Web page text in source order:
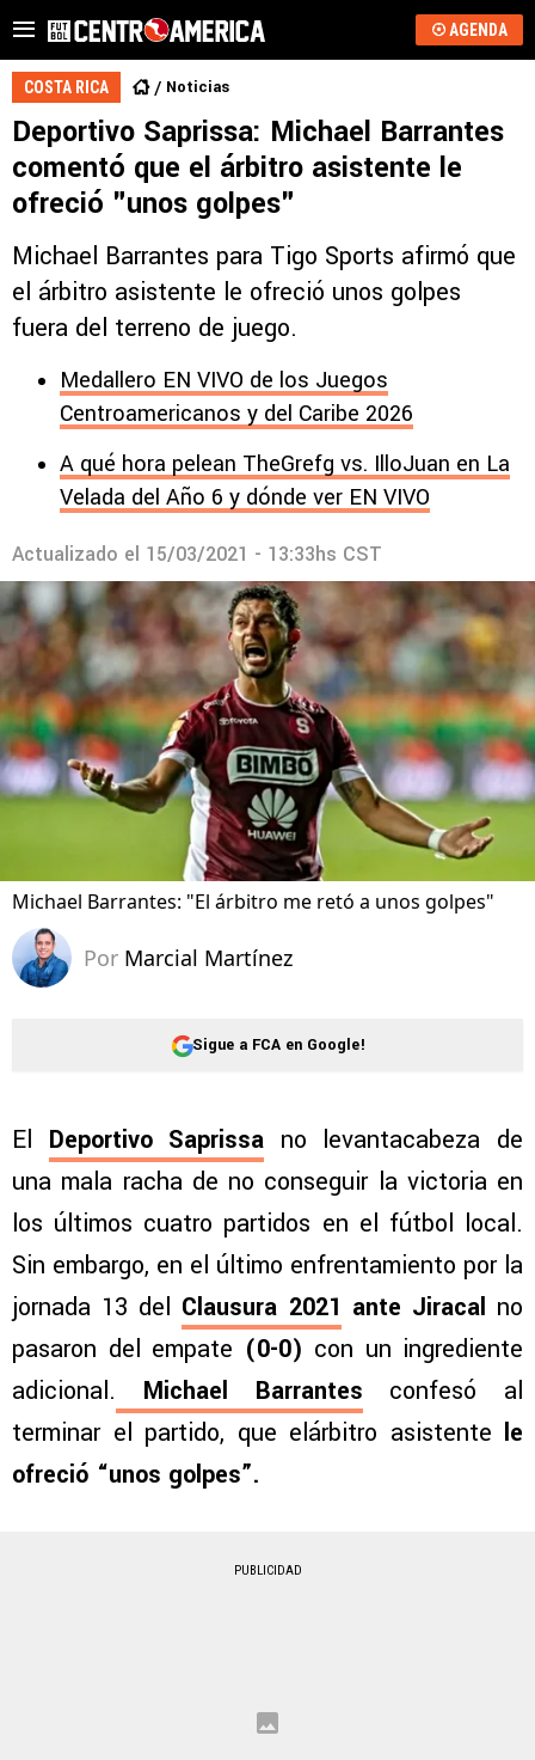
AGENDA
COSTA RICA Noticias
Deportivo Saprissa: Michael Barrantes
comentó que el árbitro asistente le
ofreció "unos golpes"
Michael Barrantes para Tigo Sports afirmó que
el árbitro asistente le ofreció unos golpes
fuera del terreno de juego.
Medallero EN VIVO de los Juegos
Centroamericanos y del Caribe 2026
A qué hora pelean TheGrefg vs. IlloJuan en La
Velada del Año 6 y dónde ver EN VIVO
Actualizado el 15/03/2021 - 13:33hs CST
Michael Barrantes: "El árbitro me retó a unos golpes"
Por Marcial Martínez
Sigue a FCA en Google!
El Deportivo Saprissa no levantacabeza de
una mala racha de no conseguir la victoria en
los últimos cuatro partidos en el fútbol local.
Sin embargo, en el último enfrentamiento por la
jornada 13 del Clausura 2021 ante Jiracal no
pasaron del empate (0-0) con un ingrediente
adicional.
Michael Barrantes confesó al
terminar el partido, que elárbitro asistente le
ofreció “unos golpes”.
PUBLICIDAD